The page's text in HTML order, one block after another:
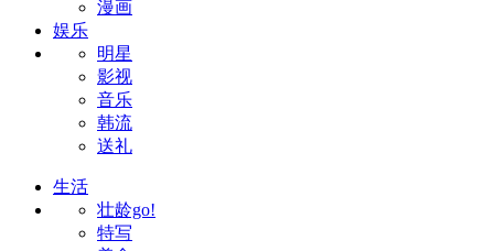
漫画
娱乐
明星
影视
音乐
韩流
送礼
生活
壮龄go!
特写